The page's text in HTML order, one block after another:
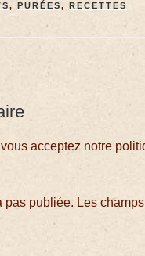
, PURÉES, RECETTES
acceptez notre
pas publiée. Les